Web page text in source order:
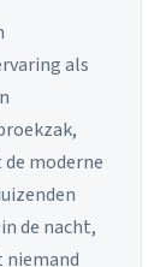
als
moderne
de nacht,